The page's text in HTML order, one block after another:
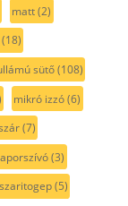
matt(2)
(18)
sütő(108)
mikró izzó(6)
(7)
(3)
(5)